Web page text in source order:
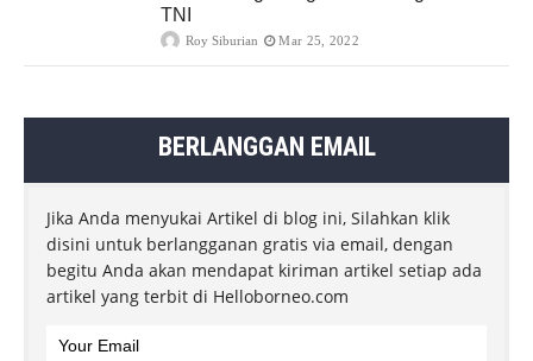
TNI
Roy Siburian Mar 25, 2022
BERLANGGAN EMAIL
Jika Anda menyukai Artikel di blog ini, Silahkan klik
disini untuk berlangganan gratis via email, dengan
begitu Anda akan mendapat kiriman artikel setiap ada
artikel yang terbit di Helloborneo.com